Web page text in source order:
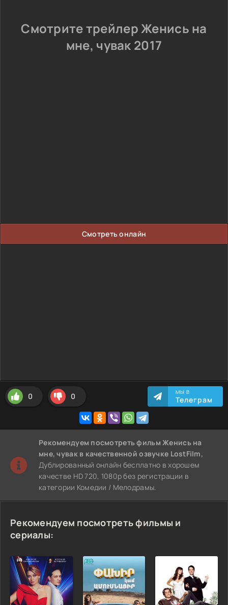
Смотрите трейлер Женись на
мне, чувак 2017
Смотреть онлайн
0 0 МЫ В
Телеграм
Рекомендуем посмотреть фильм Женись на
мне, чувак в качественной озвучке LostFilm,
Дублированный онлайн бесплатно в хорошем
качестве HD 720, 1080p без регистрации в
категории Комедии / Мелодрамы.
Рекомендуем посмотреть фильмы и
сериалы: